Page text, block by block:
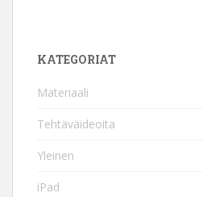
KATEGORIAT
Materiaali
Tehtäväideoita
Yleinen
iPad